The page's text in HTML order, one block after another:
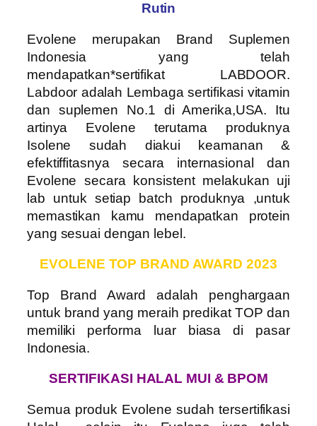
Rutin
Evolene merupakan Brand Suplemen
Indonesia yang telah
mendapatkan*sertifikat LABDOOR.
Labdoor adalah Lembaga sertifikasi vitamin
dan suplemen No.1 di Amerika,USA. Itu
artinya Evolene terutama produknya
Isolene sudah diakui keamanan &
efektiffitasnya secara internasional dan
Evolene secara konsistent melakukan uji
lab untuk setiap batch produknya ,untuk
memastikan kamu mendapatkan protein
yang sesuai dengan lebel.
EVOLENE TOP BRAND AWARD 2023
Top Brand Award adalah penghargaan
untuk brand yang meraih predikat TOP dan
memiliki performa luar biasa di pasar
Indonesia.
SERTIFIKASI HALAL MUI & BPOM
Semua produk Evolene sudah tersertifikasi